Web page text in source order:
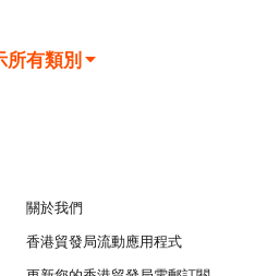
所有類別
關於我們
香港貿發局流動應用程式